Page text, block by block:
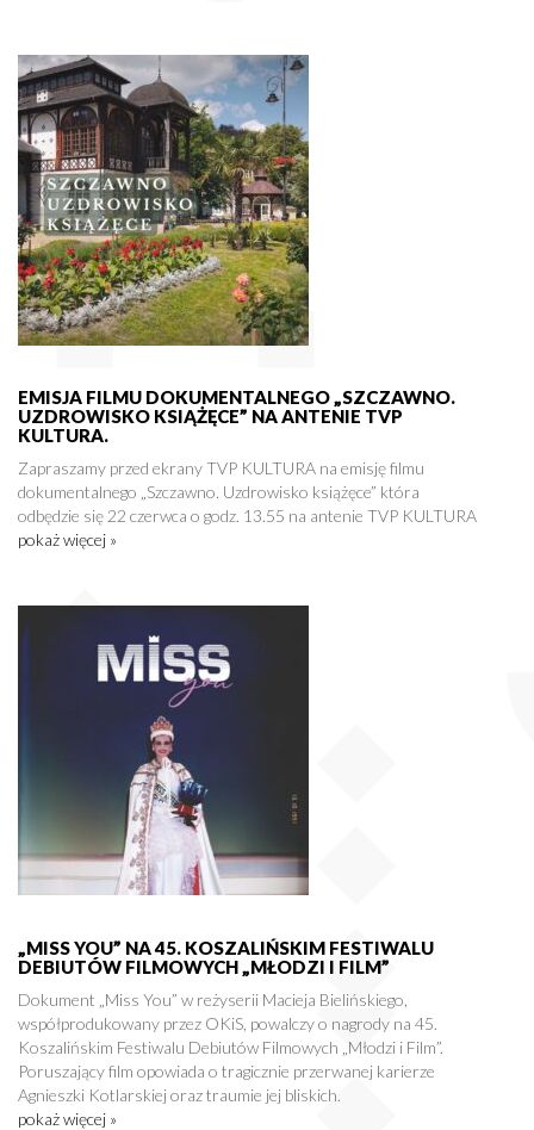
EMISJA FILMU DOKUMENTALNEGO „SZCZAWNO.
UZDROWISKO KSIĄŻĘCE” NA ANTENIE TVP
KULTURA.
Zapraszamy przed ekrany TVP KULTURA na emisję filmu
dokumentalnego „Szczawno. Uzdrowisko książęce” która
odbędzie się 22 czerwca o godz. 13.55 na antenie TVP KULTURA
pokaż więcej »
„MISS YOU” NA 45. KOSZALIŃSKIM FESTIWALU
DEBIUTÓW FILMOWYCH „MŁODZI I FILM”
Dokument „Miss You” w reżyserii Macieja Bielińskiego,
współprodukowany przez OKiS, powalczy o nagrody na 45.
Koszalińskim Festiwalu Debiutów Filmowych „Młodzi i Film”.
Poruszający film opowiada o tragicznie przerwanej karierze
Agnieszki Kotlarskiej oraz traumie jej bliskich.
pokaż więcej »